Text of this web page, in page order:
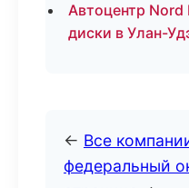
Автоцентр
диски в Улан-
← Все
федеральный